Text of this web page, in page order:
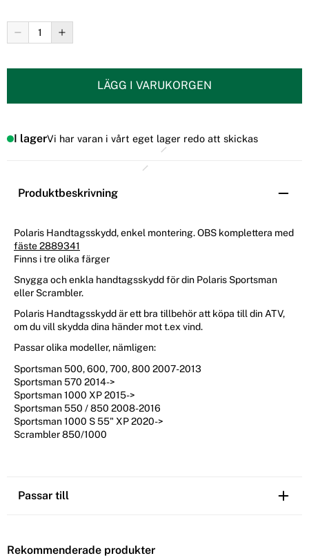
LÄGG I VARUKORGEN
I lagerVi har varan i vårt eget lager redo att skickas
Produktbeskrivning
Polaris Handtagsskydd, enkel montering. OBS komplettera med
fäste 2889341
Finns i tre olika färger
Snygga och enkla handtagsskydd för din Polaris Sportsman
eller Scrambler.
Polaris Handtagsskydd är ett bra tillbehör att köpa till din ATV,
om du vill skydda dina händer mot t.ex vind.
Passar olika modeller, nämligen:
Sportsman 500, 600, 700, 800 2007-2013
Sportsman 570 2014->
Sportsman 1000 XP 2015->
Sportsman 550 / 850 2008-2016
Sportsman 1000 S 55" XP 2020->
Scrambler 850/1000
Passar till
Rekommenderade produkter